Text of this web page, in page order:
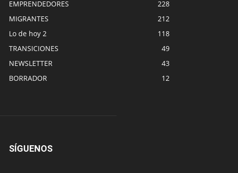
EMPRENDEDORES
228
MIGRANTES
212
Lo de hoy 2
118
TRANSICIONES
49
NEWSLETTER
43
BORRADOR
12
SÍGUENOS